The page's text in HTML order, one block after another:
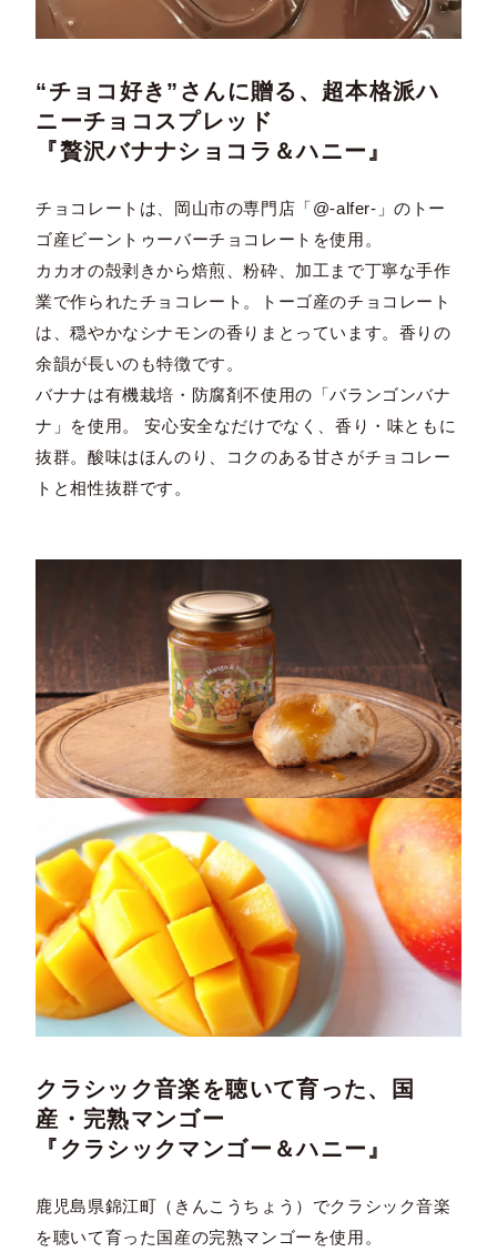
“チョコ好き”さんに贈る、超本格派ハ
ニーチョコスプレッド
『贅沢バナナショコラ＆ハニー』
チョコレートは、岡山市の専門店「@-alfer-」のトー
ゴ産ビーントゥーバーチョコレートを使用。
カカオの殻剥きから焙煎、粉砕、加工まで丁寧な手作
業で作られたチョコレート。トーゴ産のチョコレート
は、穏やかなシナモンの香りまとっています。香りの
余韻が長いのも特徴です。
バナナは有機栽培・防腐剤不使用の「バランゴンバナ
ナ」を使用。 安心安全なだけでなく、香り・味ともに
抜群。酸味はほんのり、コクのある甘さがチョコレー
トと相性抜群です。
クラシック音楽を聴いて育った、国
産・完熟マンゴー
『クラシックマンゴー＆ハニー』
鹿児島県錦江町（きんこうちょう）でクラシック音楽
を聴いて育った国産の完熟マンゴーを使用。